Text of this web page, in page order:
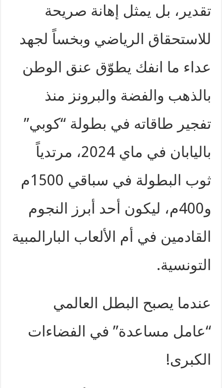
تقدير، بل يمثل إهانة صريحة
للاستحقاق الرياضي وبخساً لجهد
عداء ما انفك يطوّق عنق الوطن
بالذهب والفضة والبرونز منذ
تفجير طاقاته في بطولة “كوبي”
باليابان في ماي 2024، مرتدياً
ثوب البطولة في سباقي 1500م
و400م، ليكون أحد أبرز النجوم
القادمين في أم الألعاب البارالمبية
التونسية.
عندما يصبح البطل العالمي
“عامل مساعدة” في الفضاءات
الكبرى!